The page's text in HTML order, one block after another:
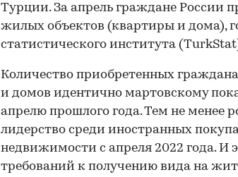
Турции. За апрель граждане России
жилых объектов (квартиры и дома),
статистического института
Количество приобретенных
и домов идентично мартовскому
апрелю прошлого года. Тем не менее
лидерство среди иностранных
недвижимости с апреля 2022 года. И
требований к получению вида на